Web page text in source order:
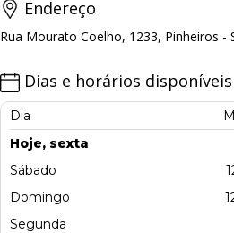
Endereço
Rua Mourato Coelho, 1233, Pinheiros -
Dias e horários disponíveis
Dia
Hoje, sexta
Sábado
Domingo
Segunda